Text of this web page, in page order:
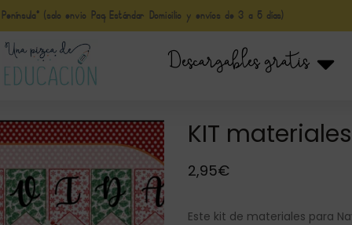
(solo envio Paq Estándar Domicilio y envíos de 3 a 5 días)
Descargables gratis
KIT
2,95€
Este kit de materiales para